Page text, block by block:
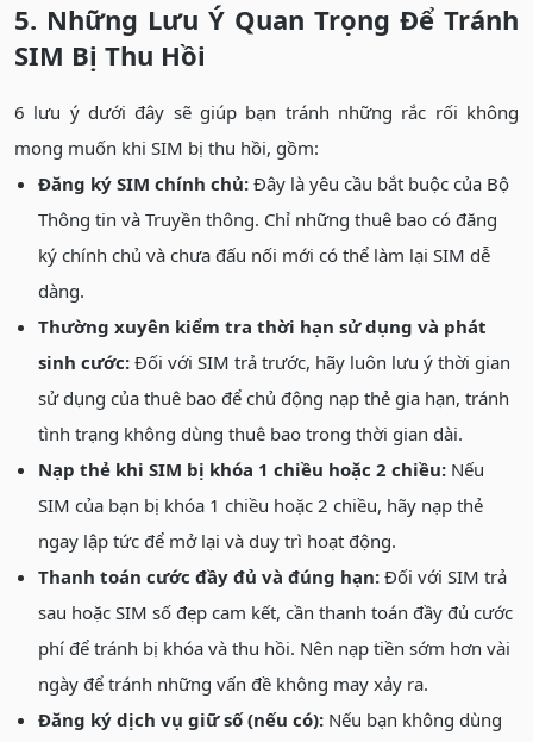
5. Những Lưu Ý Quan Trọng Để Tránh
SIM Bị Thu Hồi
6 lưu ý dưới đây sẽ giúp bạn tránh những rắc rối không
mong muốn khi SIM bị thu hồi, gồm:
Đăng ký SIM chính chủ: Đây là yêu cầu bắt buộc của Bộ
Thông tin và Truyền thông. Chỉ những thuê bao có đăng
ký chính chủ và chưa đấu nối mới có thể làm lại SIM dễ
dàng.
Thường xuyên kiểm tra thời hạn sử dụng và phát
sinh cước: Đối với SIM trả trước, hãy luôn lưu ý thời gian
sử dụng của thuê bao để chủ động nạp thẻ gia hạn, tránh
tình trạng không dùng thuê bao trong thời gian dài.
Nạp thẻ khi SIM bị khóa 1 chiều hoặc 2 chiều: Nếu
SIM của bạn bị khóa 1 chiều hoặc 2 chiều, hãy nạp thẻ
ngay lập tức để mở lại và duy trì hoạt động.
Thanh toán cước đầy đủ và đúng hạn: Đối với SIM trả
sau hoặc SIM số đẹp cam kết, cần thanh toán đầy đủ cước
phí để tránh bị khóa và thu hồi. Nên nạp tiền sớm hơn vài
ngày để tránh những vấn đề không may xảy ra.
Đăng ký dịch vụ giữ số (nếu có): Nếu bạn không dùng